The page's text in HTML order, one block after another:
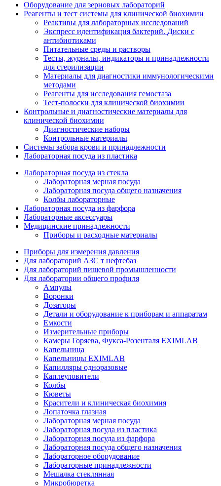
Оборудование для зерновых лабораторий
Реагенты и тест системы для клинической биохимии
Реактивы для лабораторных исследований
Экспресс идентификация бактерий. Диски с
антибиотиками
Питательные среды и растворы
Тесты, журналы, индикаторы и принадлежности
для стерилизации
Материалы для диагностики иммунологическими
методами
Реагенты для исследования гемостаза
Тест-полоски для клинической биохимии
Контрольные и диагностические материалы для
клинической биохимии
Диагностические наборы
Контрольные материалы
Системы забора крови и принадлежности
Лабораторная посуда из пластика
Лабораторная посуда из стекла
Лабораторная мерная посуда
Лабораторная посуда общего назначения
Колбы лабораторные
Лабораторная посуда из фарфора
Лабораторные аксессуары
Медицинские принадлежности
Приборы и расходные материалы
Приборы для измерения давления
Для лабораторий АЗС т нефтебаз
Для лабораторий пищевой промышленности
Для лаборатории общего профиля
Ампулы
Воронки
Дозаторы
Детали и оборудование к приборам и аппаратам
Емкости
Измерительные приборы
Камеры Горяева, Фукса-Розенталя EXIMLAB
Капельница
Капельницы EXIMLAB
Капилляры одноразовые
Каплеуловители
Колбы
Кюветы
Красители и клиническая биохимия
Лопаточка глазная
Лабораторная мерная посуда
Лабораторная посуда из пластика
Лабораторная посуда из фарфора
Лабораторная посуда общего назначения
Лабораторное оборудование
Лабораторные принадлежности
Мешалка стеклянная
Микробюретка